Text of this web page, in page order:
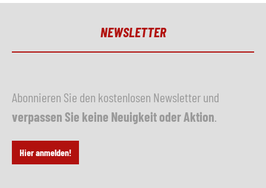
NEWSLETTER
Abonnieren Sie den kostenlosen Newsletter und
verpassen Sie keine Neuigkeit oder Aktion
Hier anmelden!